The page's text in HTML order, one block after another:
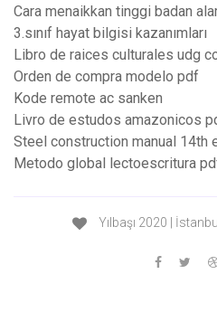
Cara menaikkan tinggi badan
3.sınıf hayat bilgisi kazanımları
Libro de raices culturales udg
Orden de compra modelo pdf
Kode remote ac sanken
Livro de estudos amazonicos
Steel construction manual 14th
Metodo global lectoescritura
Yılbaşı 2020 |